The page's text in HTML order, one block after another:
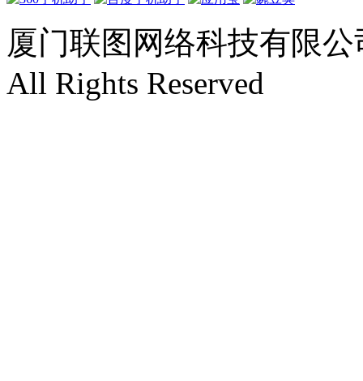
厦门联图网络科技有限公
All Rights Reserved